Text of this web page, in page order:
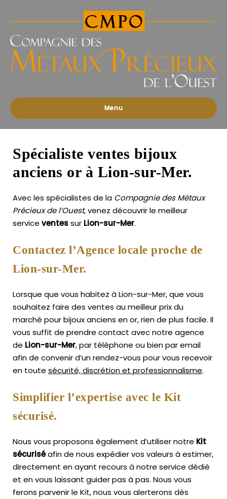
des
Précieux
l'Ouest
Menu
Spécialiste ventes bijoux
anciens or à Lion-sur-Mer.
Avec les spécialistes de la Compagnie des Métaux
Précieux de l’Ouest, venez découvrir le meilleur
service ventessur Lion-sur-Mer.
Contactez l’Agence locale proche de
Lion-sur-Mer.
Lorsque que vous habitez à Lion-sur-Mer, que vous
souhaitez faire des ventes au meilleur prix du
marché pour bijoux anciens en or, rien de plus facile. Il
vous suffit de prendre contact avec notre agence
de Lion-sur-Mer, par téléphone ou bien par email
afin de convenir d’un rendez-vous pour vous recevoir
en toute sécurité, discrétion et professionnalisme.
Simplifier l’expertise avec le Kit
sécurisé.
Nous vous proposons également d’utiliser notre Kit
sécuriséafin de nous expédier vos valeurs à estimer,
directement en ayant recours à notre service dédié
et en vous laissant guider pas à pas. Nous vous
ferons parvenir le Kit, nous vous alerterons dès